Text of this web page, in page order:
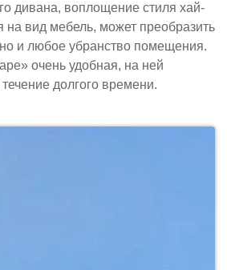
дивана, воплощение стиля хай-
на вид мебель, может преобразить
и любое убранство помещения.
очень удобная, на ней
долгого времени.